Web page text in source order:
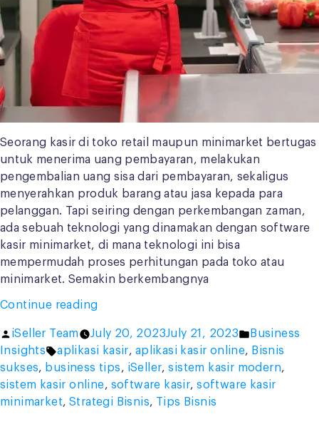
Seorang kasir di toko retail maupun minimarket bertugas
untuk menerima uang pembayaran, melakukan
pengembalian uang sisa dari pembayaran, sekaligus
menyerahkan produk barang atau jasa kepada para
pelanggan. Tapi seiring dengan perkembangan zaman,
ada sebuah teknologi yang dinamakan dengan software
kasir minimarket, di mana teknologi ini bisa
mempermudah proses perhitungan pada toko atau
minimarket. Semakin berkembangnya
Continue reading“Ini
Alasan
Kenapa
Software
Kasir
Minimarket
Posted
by
iSeller Team July 20, 2023July 21, 2023
Posted
in
Business
Insights
Tags:
aplikasi kasir, aplikasi kasir online, Bisnis
sukses, business tips, iSeller,sistem kasir modern,
sistem kasir online, software kasir,software kasir
minimarket,Strategi Bisnis, Tips Bisnis